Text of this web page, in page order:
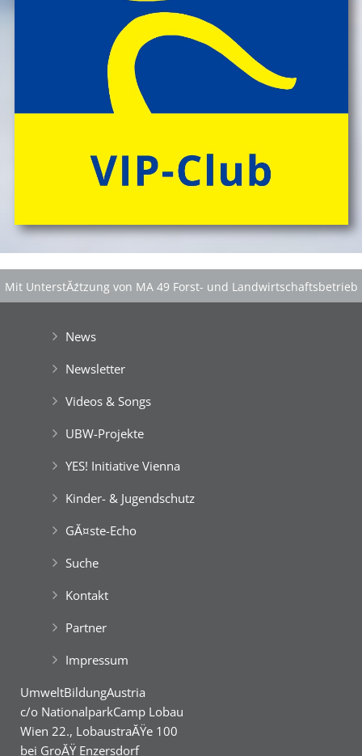
Mit UnterstĂźtzung von MA 49 Forst- und Landwirtschaftsbetrieb
News
Newsletter
Videos & Songs
UBW-Projekte
YES! Initiative Vienna
Kinder- & Jugendschutz
GĂ¤ste-Echo
Suche
Kontakt
Partner
Impressum
UmweltBildungAustria
c/o NationalparkCamp Lobau
Wien 22., LobaustraĂŸe 100
bei GroĂŸ Enzersdorf